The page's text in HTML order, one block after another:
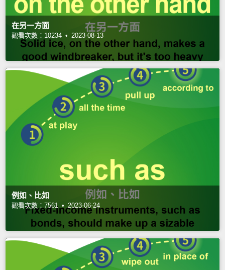
在另一方面
觀看次數：10234 • 2023-08-13
例如、比如
觀看次數：7561 • 2023-06-24